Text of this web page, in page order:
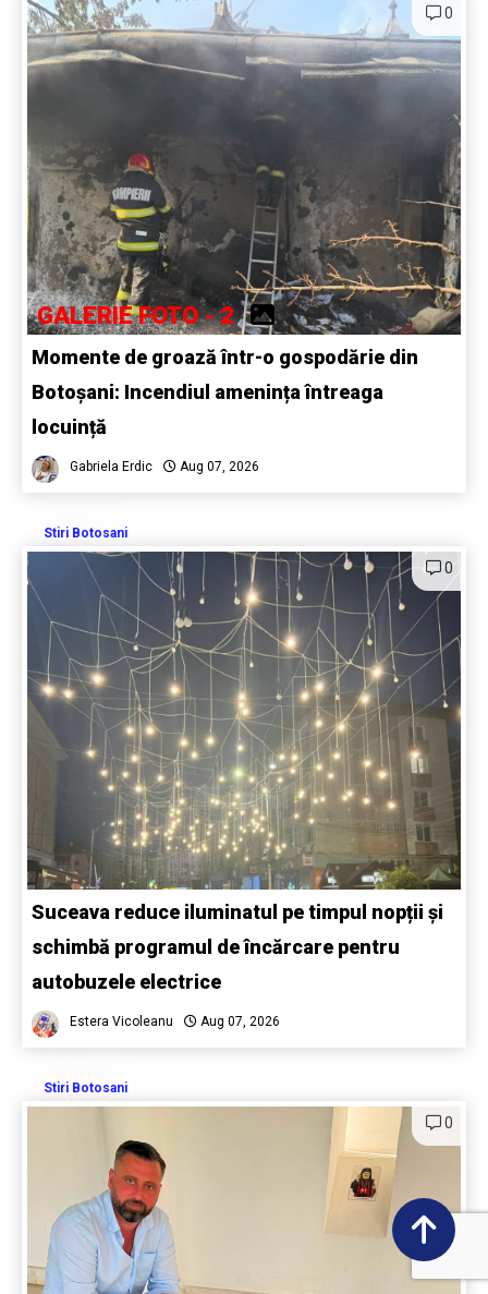
0
GALERIE FOTO - 2
Momente de groază într-o gospodărie din
Botoșani: Incendiul amenința întreaga
locuință
Gabriela Erdic Aug 07, 2026
Stiri Botosani
0
Suceava reduce iluminatul pe timpul nopții și
schimbă programul de încărcare pentru
autobuzele electrice
Estera Vicoleanu Aug 07, 2026
Stiri Botosani
0